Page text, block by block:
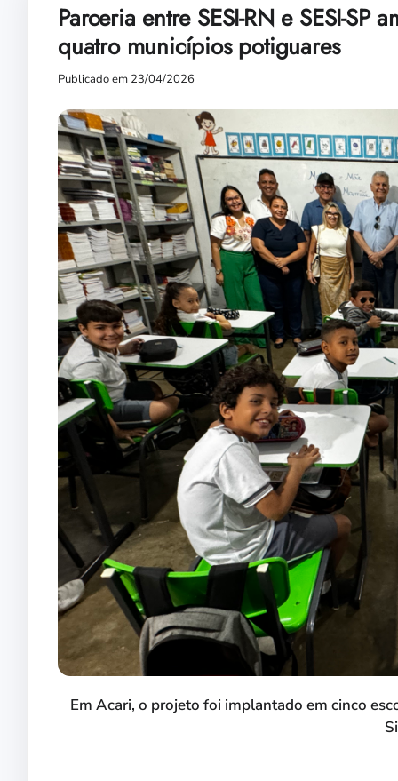
Parceria entre SESI-RN e SESI-
quatro municípios potiguares
Publicado em 23/04/2026
Em Acari, o projeto foi implantado em cinco